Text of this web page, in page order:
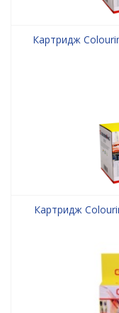
Картридж
Картридж